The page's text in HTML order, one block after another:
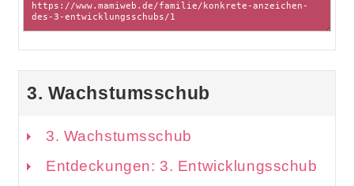
3. Wachstumsschub
3. Wachstumsschub
Entdeckungen: 3. Entwicklungsschub